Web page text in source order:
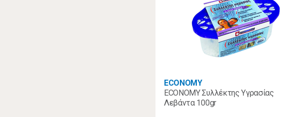
ECONOMY
ECONOMY Συλλέκτης Υγρασίας
Λεβάντα 100gr